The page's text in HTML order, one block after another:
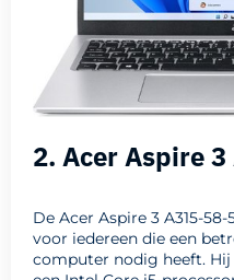
2. Acer Aspire
De Acer Aspire 3 A315-
voor iedereen die een
computer nodig heeft. Hij